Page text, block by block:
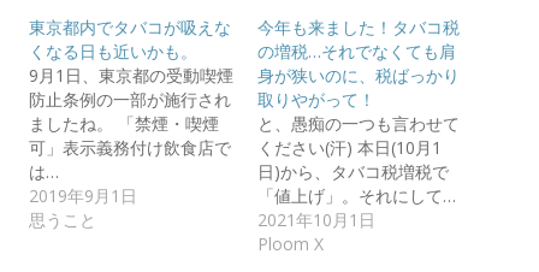
東京都内でタバコが吸えな
くなる日も近いかも。
9月1日、東京都の受動喫煙
防止条例の一部が施行され
ましたね。 「禁煙・喫煙
可」表示義務付け飲食店で
は…
2019年9月1日
思うこと
今年も来ました！タバコ税
の増税…それでなくても肩
身が狭いのに、税ばっかり
取りやがって！
と、愚痴の一つも言わせて
ください(汗) 本日(10月1
日)から、タバコ税増税で
「値上げ」。それにして…
2021年10月1日
Ploom X